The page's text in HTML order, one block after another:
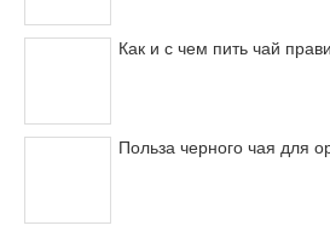
Как и с чем пить чай
Польза черного чая для